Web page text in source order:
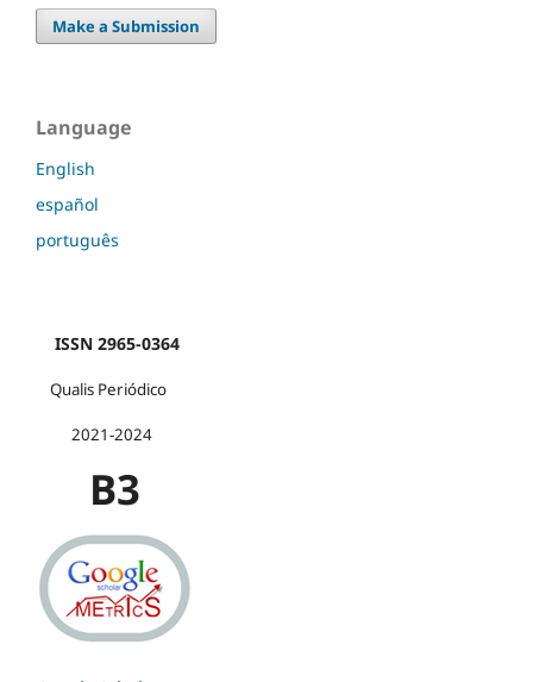
Make a Submission
Language
English
español
português
ISSN 2965-0364
Qualis Periódico
2021-2024
B3